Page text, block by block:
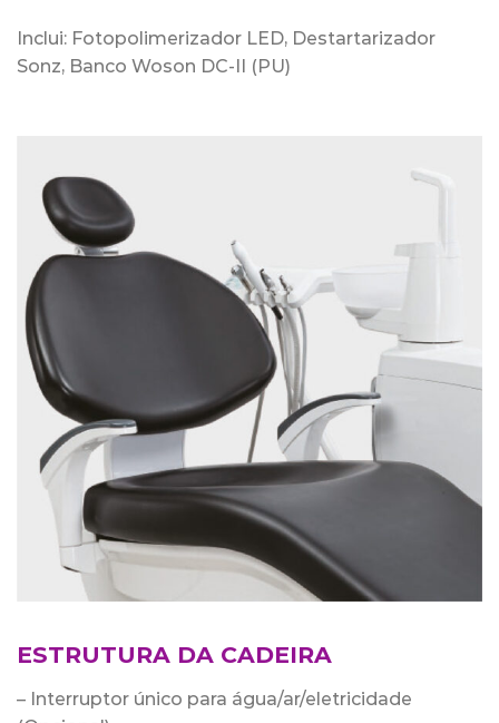
Inclui: Fotopolimerizador LED, Destartarizador
Sonz, Banco Woson DC-II (PU)
ESTRUTURA DA CADEIRA
– Interruptor único para água/ar/eletricidade